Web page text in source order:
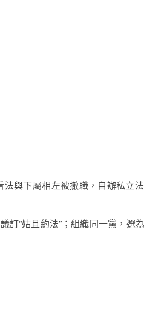
與下屬相左被撤職，自辦私立
“姑且約法”；組織同一黨，選